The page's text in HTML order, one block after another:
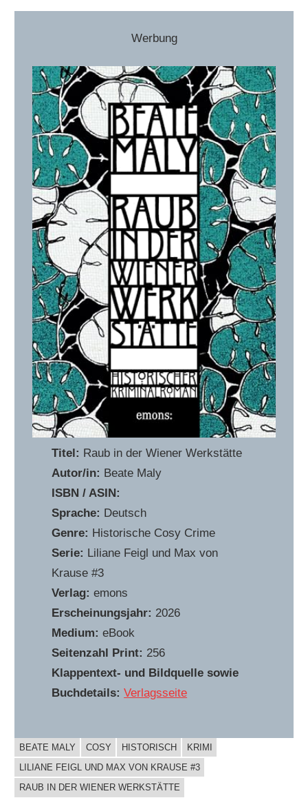
Werbung
Titel: Raub in der Wiener Werkstätte
Autor/in: Beate Maly
ISBN / ASIN:
Sprache: Deutsch
Genre: Historische Cosy Crime
Serie: Liliane Feigl und Max von
Krause #3
Verlag: emons
Erscheinungsjahr: 2026
Medium: eBook
Seitenzahl Print: 256
Klappentext- und Bildquelle sowie
Buchdetails: Verlagsseite
BUCHIGES
BEATE MALY COSY HISTORISCH
KRIMI
LILIANE FEIGL UND MAX VON KRAUSE #3
RAUB IN DER WIENER WERKSTÄTTE